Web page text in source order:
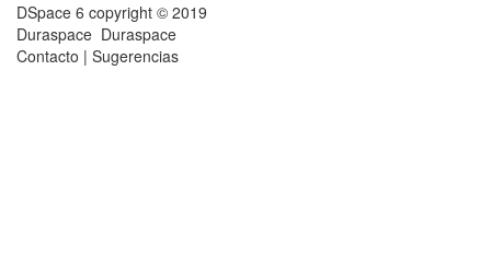
DSpace 6 copyright © 2019
Duraspace Duraspace
Contacto | Sugerencias